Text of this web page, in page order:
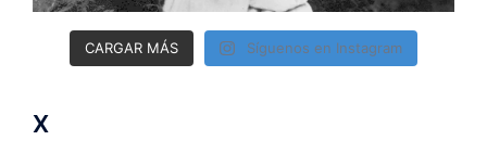
CARGAR MÁS Síguenos en Instagram
X